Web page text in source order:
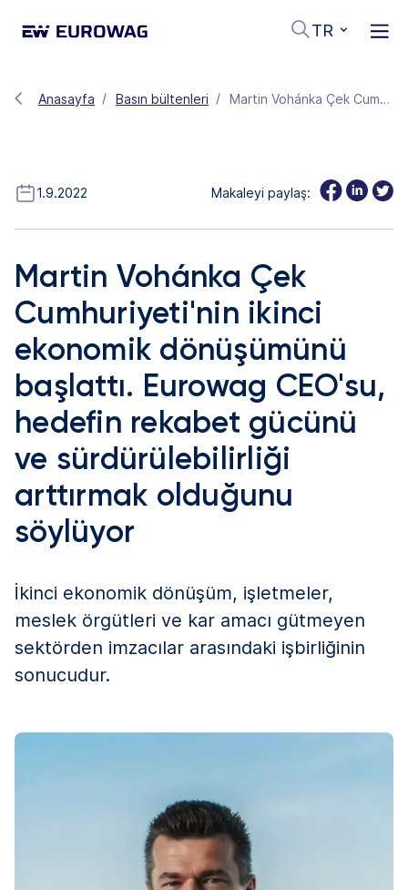
TR
Anasayfa Basın bültenleri Martin Vohánka Çek Cumhuriyeti'nin ikinci ekonomik dönüşümünü başlattı. Eurowag CEO'su, hedefin rekabet gücünü ve sürdürülebilirliği arttırmak olduğunu söylüyor
1.9.2022 Makaleyi paylaş:
Martin Vohánka Çek
Cumhuriyeti'nin ikinci
ekonomik dönüşümünü
başlattı. Eurowag CEO'su,
hedefin rekabet gücünü
ve sürdürülebilirliği
arttırmak olduğunu
söylüyor
İkinci ekonomik dönüşüm, işletmeler,
meslek örgütleri ve kar amacı gütmeyen
sektörden imzacılar arasındaki işbirliğinin
sonucudur.